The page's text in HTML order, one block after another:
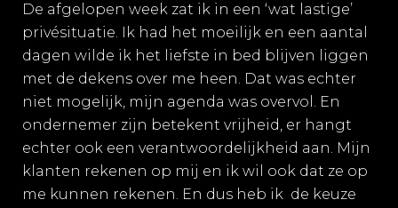
De afgelopen week zat ik in een ‘wat lastige’
privésituatie. Ik had het moeilijk en een aantal
dagen wilde ik het liefste in bed blijven liggen
met de dekens over me heen. Dat was echter
niet mogelijk, mijn agenda was overvol. En
ondernemer zijn betekent vrijheid, er hangt
echter ook een verantwoordelijkheid aan. Mijn
klanten rekenen op mij en ik wil ook dat ze op
me kunnen rekenen. En dus heb ik de keuze